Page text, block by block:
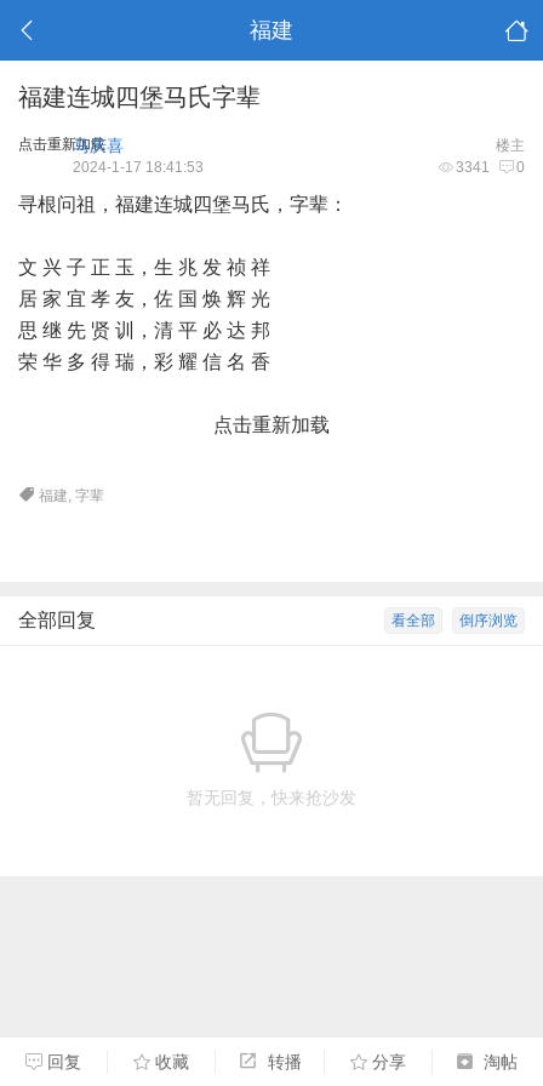
福建
福建连城四堡马氏字辈
点击重新加载 楼主
马庆喜
3341 0
2024-1-17 18:41:53
寻根问祖，福建连城四堡马氏，字辈：
文 兴 子 正 玉，生 兆 发 祯 祥
居 家 宜 孝 友，佐 国 焕 辉 光
思 继 先 贤 训，清 平 必 达 邦
荣 华 多 得 瑞，彩 耀 信 名 香
点击重新加载
福建,字辈
倒序浏览
看全部
全部回复
暂无回复，快来抢沙发
回复 收藏 转播 分享 淘帖